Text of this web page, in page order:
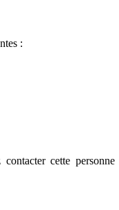
:
cette personne